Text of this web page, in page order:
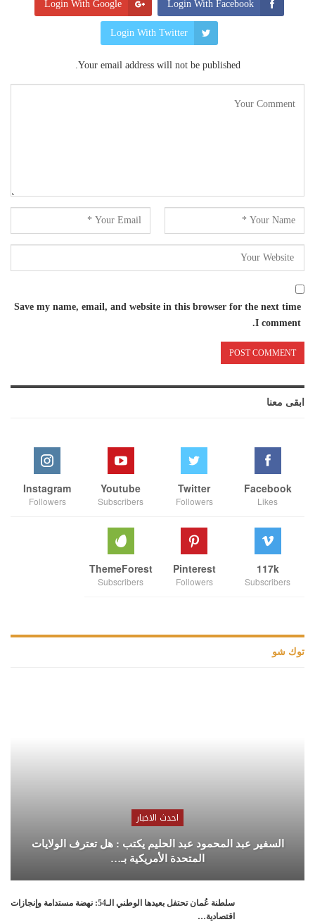
Login With Facebook
Login With Google
Login With Twitter
Your email address will not be published.
Save my name, email, and website in this browser for the next time
I comment.
ابقى معنا
Facebook
Likes
Twitter
Followers
Youtube
Subscribers
Instagram
Followers
117k
Subscribers
Pinterest
Followers
ThemeForest
Subscribers
توك شو
احدث الاخبار
السفير عبد المحمود عبد الحليم يكتب : هل تعترف الولايات
المتحدة الأمريكية بـ…
سلطنة عُمان تحتفل بعيدها الوطني الـ54: نهضة مستدامة وإنجازات
اقتصادية…